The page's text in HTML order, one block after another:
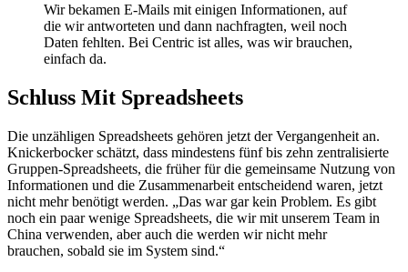
Wir bekamen E-Mails mit einigen Informationen, auf
die wir antworteten und dann nachfragten, weil noch
Daten fehlten. Bei Centric ist alles, was wir brauchen,
einfach da.
Schluss Mit Spreadsheets
Die unzähligen Spreadsheets gehören jetzt der Vergangenheit an.
Knickerbocker schätzt, dass mindestens fünf bis zehn zentralisierte
Gruppen-Spreadsheets, die früher für die gemeinsame Nutzung von
Informationen und die Zusammenarbeit entscheidend waren, jetzt
nicht mehr benötigt werden. „Das war gar kein Problem. Es gibt
noch ein paar wenige Spreadsheets, die wir mit unserem Team in
China verwenden, aber auch die werden wir nicht mehr
brauchen, sobald sie im System sind.“